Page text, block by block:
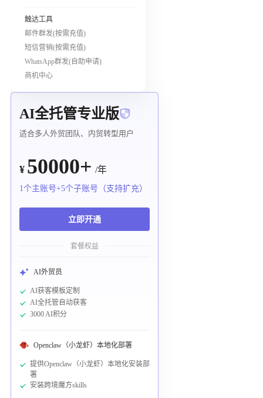
触达工具
邮件群发(按需充值)
短信营销(按需充值)
WhatsApp群发(自助申请)
商机中心
AI全托管专业版
适合多人外贸团队、内贸转型用户
¥ 50000+ /年
1个主账号+5个子账号（支持扩充）
立即开通
套餐权益
AI外贸员
AI获客模板定制
AI全托管自动获客
3000 AI积分
Openclaw（小龙虾）本地化部署
提供Openclaw（小龙虾）本地化安装部
署
安装跨境魔方skills